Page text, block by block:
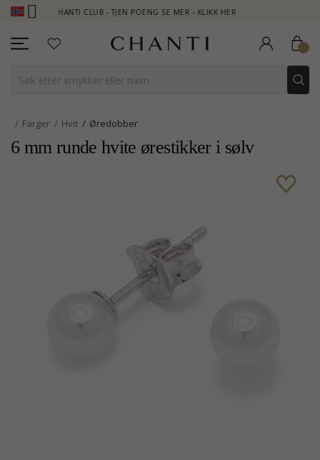
CHANTI CLUB - TJEN POENG SE MER - KLIKK HER
Farger Hvit Øredobber
6 mm runde hvite ørestikker i sølv